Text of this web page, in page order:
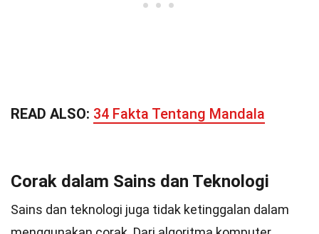
READ ALSO: 34 Fakta Tentang Mandala
Corak dalam Sains dan Teknologi
Sains dan teknologi juga tidak ketinggalan dalam